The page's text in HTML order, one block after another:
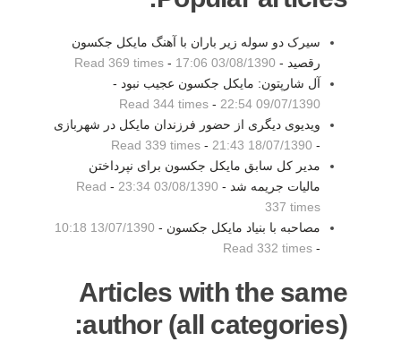
سیرک دو سوله زیر باران با آهنگ مایکل جکسون
رقصید - 03/08/1390 17:06
-
Read 369 times
آل شارپتون: مایکل جکسون عجیب نبود -
09/07/1390 22:54
-
Read 344 times
ویدیوی دیگری از حضور فرزندان مایکل در شهربازی
-
18/07/1390 21:43
-
Read 339 times
مدیر کل سابق مایکل جکسون برای نپرداختن
مالیات جریمه شد - 03/08/1390 23:34
-
Read
337 times
مصاحبه با بنیاد مایکل جکسون - 13/07/1390 10:18
-
Read 332 times
Articles with the same
author (all categories):